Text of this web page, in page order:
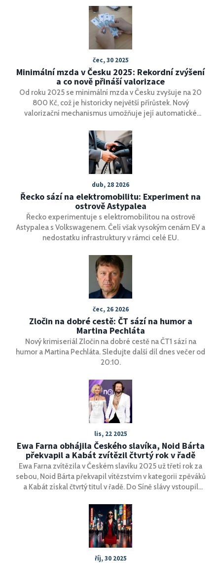
čec, 30 2025
Minimální mzda v Česku 2025: Rekordní zvýšení
a co nově přináší valorizace
Od roku 2025 se minimální mzda v Česku zvyšuje na 20
800 Kč, což je historicky největší přírůstek. Nový
valorizační mechanismus umožňuje její automatické
pojištění a nastavují se nové limity pro daňové sazby.
dub, 28 2026
Řecko sází na elektromobilitu: Experiment na
ostrově Astypalea
Řecko experimentuje s elektromobilitou na ostrově
Astypalea s Volkswagenem. Čelí však vysokým cenám EV a
nedostatku infrastruktury v rámci celé EU.
čec, 26 2026
Zločin na dobré cestě: ČT sází na humor a
Martina Pechláta
Nový krimiseriál Zločin na dobré cestě na ČT1 sází na
humor a Martina Pechláta. Sledujte další díl dnes večer od
20:10.
lis, 22 2025
Ewa Farna obhájila Českého slavíka, Noid Bárta
překvapil a Kabát zvítězil čtvrtý rok v řadě
Ewa Farna zvítězila v Českém slavíku 2025 už třetí rok za
sebou, Noid Bárta překvapil vítězstvím v kategorii zpěváků
a Kabát získal čtvrtý titul v řadě. Do Síně slávy vstoupil
říj, 30 2025